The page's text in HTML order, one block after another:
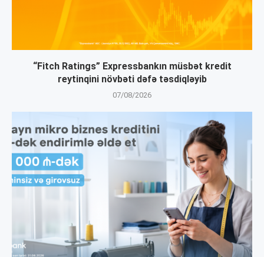
“Fitch Ratings” Expressbankın müsbət kredit
reytinqini növbəti dəfə təsdiqləyib
07/08/2026